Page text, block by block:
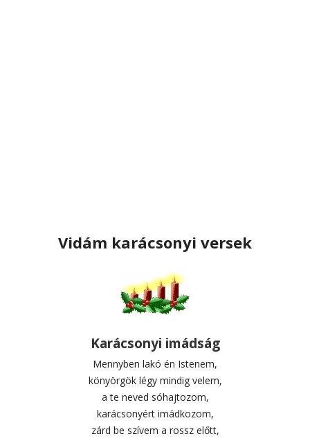
Vidám karácsonyi versek
Karácsonyi imádság
Mennyben lakó én Istenem,
könyörgök légy mindig velem,
a te neved sóhajtozom,
karácsonyért imádkozom,
zárd be szívem a rossz előtt,